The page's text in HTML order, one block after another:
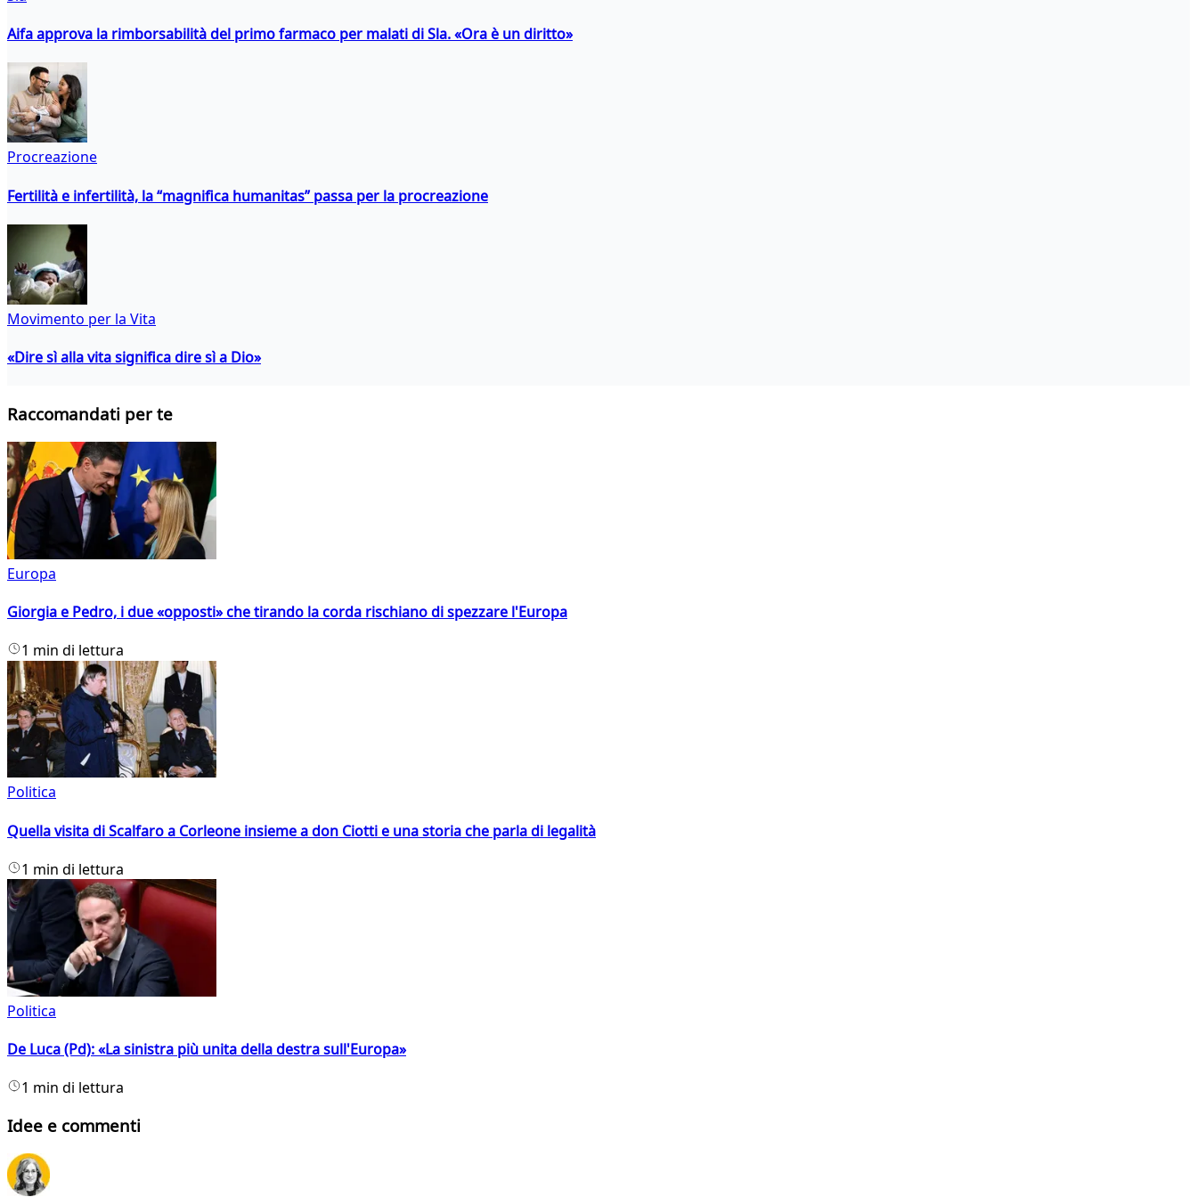
Aifa approva la rimborsabilità del primo farmaco per malati di Sla. «Ora è un diritto»
Procreazione
Fertilità e infertilità, la “magnifica humanitas” passa per la procreazione
Movimento per la Vita
«Dire sì alla vita significa dire sì a Dio»
Raccomandati per te
Europa
Giorgia e Pedro, i due «opposti» che tirando la corda rischiano di spezzare l'Europa
1 min di lettura
Politica
Quella visita di Scalfaro a Corleone insieme a don Ciotti e una storia che parla di legalità
1 min di lettura
Politica
De Luca (Pd): «La sinistra più unita della destra sull'Europa»
1 min di lettura
Idee e commenti